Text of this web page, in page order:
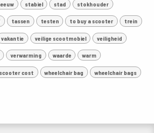
stabiel stad stokhouder
tassen testen to buy a scooter trein
vakantie veilige scootmobiel veiligheid
verwarming waarde warm
cost wheelchair bag wheelchair bags